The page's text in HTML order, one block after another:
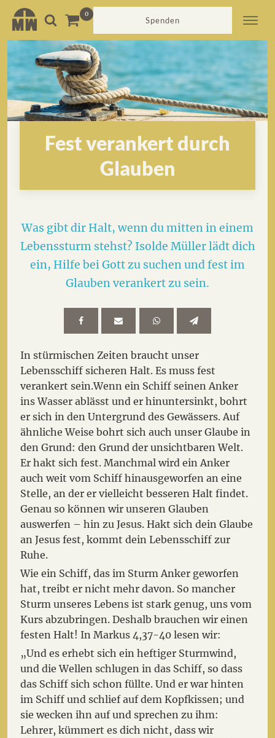
Spenden
Fest verankert durch
Glauben
Was gibt dir Halt, wenn du mitten in einem
Lebenssturm stehst? Isolde Müller lädt dich
ein, Hilfe bei Gott zu suchen und fest im
Glauben verankert zu sein.
In stürmischen Zeiten braucht unser
Lebensschiff sicheren Halt. Es muss fest
verankert sein.Wenn ein Schiff seinen Anker
ins Wasser ablässt und er hinuntersinkt, bohrt
er sich in den Untergrund des Gewässers. Auf
ähnliche Weise bohrt sich auch unser Glaube in
den Grund: den Grund der unsichtbaren Welt.
Er hakt sich fest. Manchmal wird ein Anker
auch weit vom Schiff hinausgeworfen an eine
Stelle, an der er vielleicht besseren Halt findet.
Genau so können wir unseren Glauben
auswerfen – hin zu Jesus. Hakt sich dein Glaube
an Jesus fest, kommt dein Lebensschiff zur
Ruhe.
Wie ein Schiff, das im Sturm Anker geworfen
hat, treibt er nicht mehr davon. So mancher
Sturm unseres Lebens ist stark genug, uns vom
Kurs abzubringen. Deshalb brauchen wir einen
festen Halt! In Markus 4,37-40 lesen wir:
„Und es erhebt sich ein heftiger Sturmwind,
und die Wellen schlugen in das Schiff, so dass
das Schiff sich schon füllte. Und er war hinten
im Schiff und schlief auf dem Kopfkissen; und
sie wecken ihn auf und sprechen zu ihm:
Lehrer, kümmert es dich nicht, dass wir